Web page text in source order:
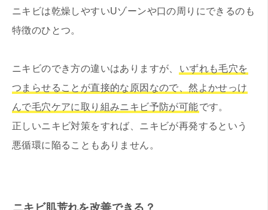
ニキビは乾燥しやすいUゾーンや口の周りにできるのも
特徴のひとつ。
ニキビのでき方の違いはありますが、
いずれも毛穴を
つまらせることが直接的な原因なので、然よかせっけ
んで毛穴ケアに取り組みニキビ予防が可能です。
正しいニキビ対策をすれば、ニキビが再発するという
悪循環に陥ることもありません。